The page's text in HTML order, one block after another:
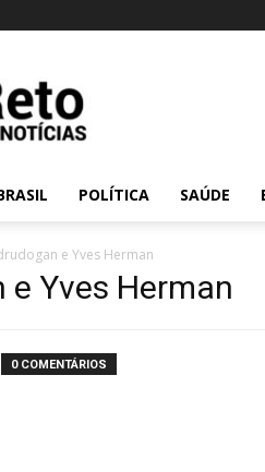
POLÍTICA SAÚDE
e Yves Herman
e Yves Herman
0 COMENTÁRIOS